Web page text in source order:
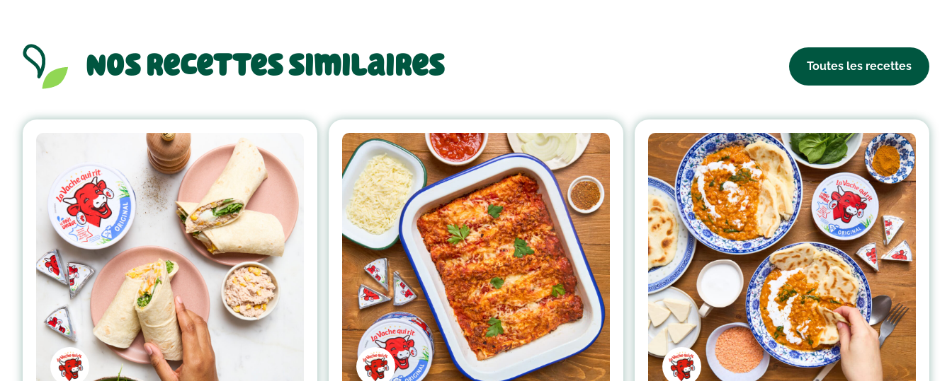
Nos recettes similaires Toutes les recettes